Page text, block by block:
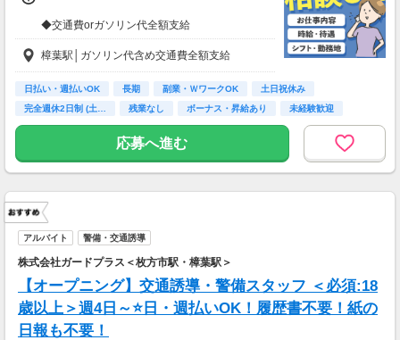
◆交通費orガソリン代全額支給
◆各種社会保険完備
◆日払い・週払い制度（各規定有）
急な出費にあんしんの制度です。
スマホからかんたんに申請が出来ます！
樟葉駅│ガソリン代含め交通費全額支給
日払い・週払いOK 長期 副業・ＷワークOK
土日祝休み
完全週休2日制 (土…
残業なし ボーナス・昇給あり
未経験歓迎
主婦(夫)歓迎
応募へ進む
アルバイト 警備・交通誘導
株式会社ガードプラス＜枚方市駅・樟葉駅＞
【オープニング】交通誘導・警備スタッフ ＜必須:18
歳以上＞週4日～⭐日・週払いOK！履歴書不要！紙の
日報も不要！